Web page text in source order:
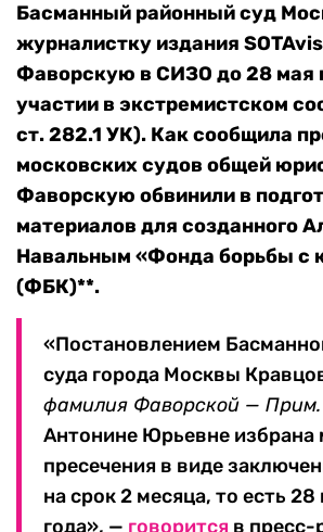
Басманный районный суд
журналистку издания
Фаворскую в СИЗО до 28 мая
участии в экстремистском
ст. 282.1 УК). Как сообщила
московских судов общей
Фаворскую обвинили в
материалов для созданного
Навальным «Фонда борьбы с
(ФБК)**.
«Постановлением
суда города Москвы
фамилия Фаворской — Прим.
Антонине Юрьевне избрана
пресечения в виде
на срок 2 месяца, то есть
года», — говорится в пресс-